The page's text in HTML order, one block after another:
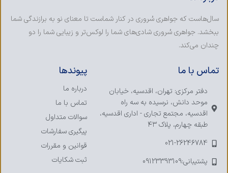
سال‌هاست که جواهری سُروری در کنار شماست تا معنای نو به برازندگی شما
ببخشد. جواهری سُروری شادی‌های شما را لوکس‌تر و زیبایی شما را دو
چندان می‌کند.
تماس با ما
دفتر مرکزی: تهران، اقدسیه، خیابان
موحد دانش، نرسیده به سه راه
اقدسیه، مجتمع تجاری - اداری اقدسیه،
طبقه چهارم، پلاک ۴۳
021-26246784
پشتیبانی:09123393109
پیوندها
درباره ما
تماس با ما
سوالات متداول
پیگیری سفارشات
قوانین و مقررات
ثبت شکایات